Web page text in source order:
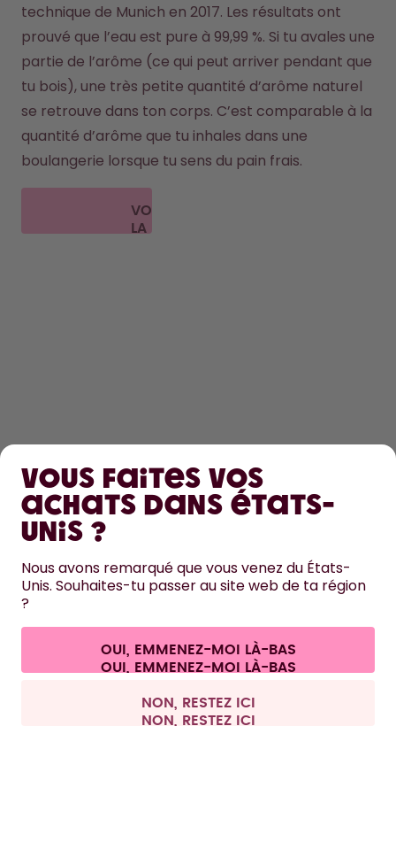
technique de Munich en 2017. Les résultats ont
prouvé que l’eau est pure à 99,99 %. Si tu avales une
partie de l’arôme (ce qui peut arriver pendant que
tu bois), une très petite quantité d’arôme naturel
se retrouve dans ton corps. C’est comparable à la
quantité d’arôme que tu inhales dans une
boulangerie lorsque tu sens du pain frais.
VOIR
LA
EN SAVOIR PLUS
AIDE
NOUS CONTACTER
Conditions générales de vente et informations aux clients
Politique de confidentialité Mentions légales
Se rétracter du contrat
Tous les prix sont TTC et hors frais de port.
Vous faites vos
achats dans États-
Unis ?
Nous avons remarqué que vous venez du États-
Unis. Souhaites-tu passer au site web de ta région
?
OUI, EMMENEZ-MOI LÀ-BAS
NON, RESTEZ ICI